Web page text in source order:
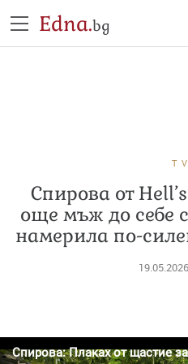
Edna.bg
TV
Спирова от
още мъж до себе
намерила по-
19.05.2026